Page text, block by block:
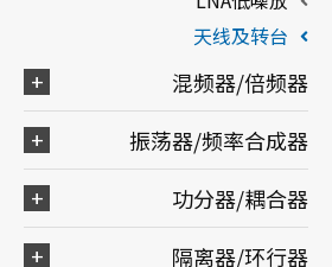
天线及转台
混频器/倍频器
振荡器/频率合成器
功分器/耦合器
隔离器/环行器